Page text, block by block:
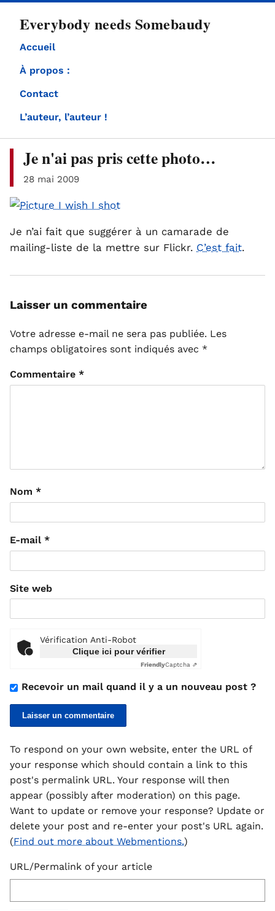
Everybody needs Somebaudy
Accueil
À propos :
Contact
L’auteur, l’auteur !
Je n'ai pas pris cette photo…
28 mai 2009
Je n’ai fait que suggérer à un camarade de
mailing-liste de la mettre sur Flickr. C’est fait.
Laisser un commentaire
Votre adresse e-mail ne sera pas publiée. Les
champs obligatoires sont indiqués avec *
Commentaire *
Nom *
E-mail *
Site web
Vérification Anti-Robot
Clique ici pour vérifier
FriendlyCaptcha ⇗
Recevoir un mail quand il y a un nouveau post ?
To respond on your own website, enter the URL of
your response which should contain a link to this
post's permalink URL. Your response will then
appear (possibly after moderation) on this page.
Want to update or remove your response? Update or
delete your post and re-enter your post's URL again.
(Find out more about Webmentions.)
URL/Permalink of your article